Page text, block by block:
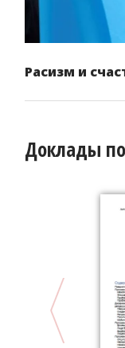
Расизм и
Доклады